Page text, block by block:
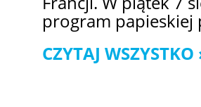
program papieskiej
CZYTAJ WSZYSTKO